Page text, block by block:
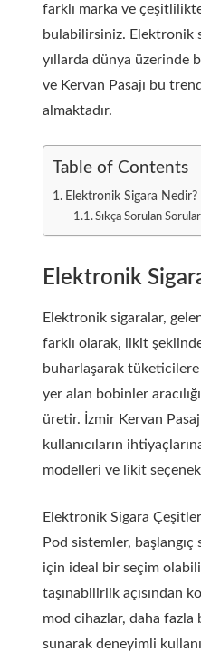
farklı marka ve
bulabilirsiniz. Elektronik
yıllarda dünya üzerinde
ve Kervan Pasajı bu
almaktadır.
Table of Contents
Elektronik Sigara Nedir?
Sıkça Sorulan Sorular
Elektronik
Elektronik sigaralar,
farklı olarak, likit
buharlaşarak
yer alan bobinler
üretir. İzmir Kervan
kullanıcıların
modelleri ve likit
Elektronik Sigara
Pod sistemler, başlangıç
için ideal bir seçim
taşınabilirlik açısından
mod cihazlar, daha
sunarak deneyimli